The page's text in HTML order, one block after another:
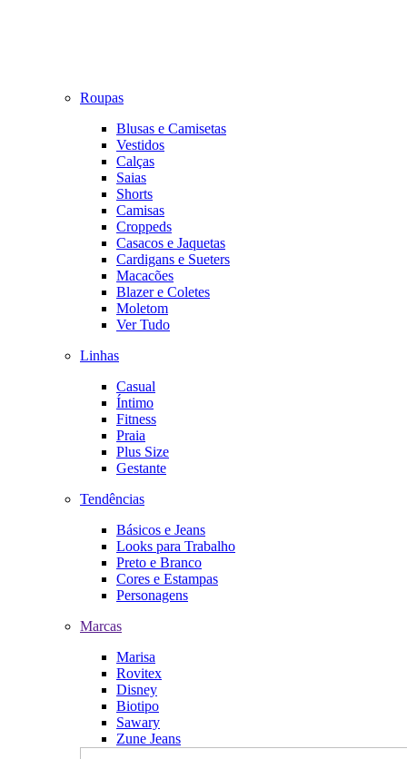
Roupas
Blusas e Camisetas
Vestidos
Calças
Saias
Shorts
Camisas
Croppeds
Casacos e Jaquetas
Cardigans e Sueters
Macacões
Blazer e Coletes
Moletom
Ver Tudo
Linhas
Casual
Íntimo
Fitness
Praia
Plus Size
Gestante
Tendências
Básicos e Jeans
Looks para Trabalho
Preto e Branco
Cores e Estampas
Personagens
Marcas
Marisa
Rovitex
Disney
Biotipo
Sawary
Zune Jeans